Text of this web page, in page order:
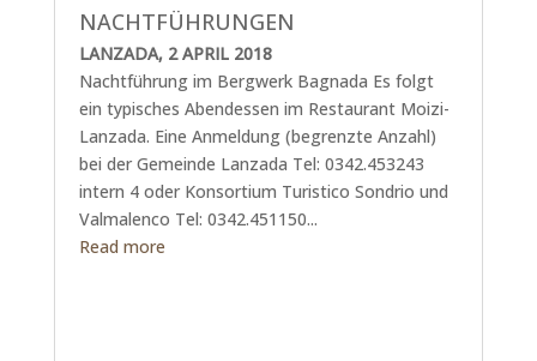
NACHTFÜHRUNGEN
LANZADA, 2 APRIL 2018
Nachtführung im Bergwerk Bagnada Es folgt
ein typisches Abendessen im Restaurant Moizi-
Lanzada. Eine Anmeldung (begrenzte Anzahl)
bei der Gemeinde Lanzada Tel: 0342.453243
intern 4 oder Konsortium Turistico Sondrio und
Valmalenco Tel: 0342.451150...
Read more